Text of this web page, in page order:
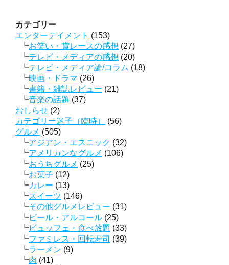
カテゴリー
エンターテイメント (153)
お笑い・賞レースの感想 (27)
テレビ・メディアの感想 (20)
テレビ・メディア論/コラム (18)
映画・ドラマ (26)
書籍・雑誌レビュー (21)
音楽の話題 (37)
おしらせ (2)
カテゴリー迷子（臨時）
(56)
グルメ (505)
アジアン・エスニック (32)
アメリカンなグルメ (106)
おうちグルメ (25)
お菓子 (12)
カレー (13)
スイーツ (146)
その他グルメレビュー (31)
ビール・アルコール (25)
ビュッフェ・食べ放題 (33)
ファミレス・回転寿司 (39)
ラーメン (9)
肉 (41)